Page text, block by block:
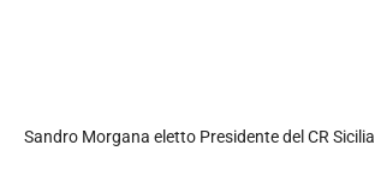
Sandro Morgana eletto Presidente del CR Sicilia